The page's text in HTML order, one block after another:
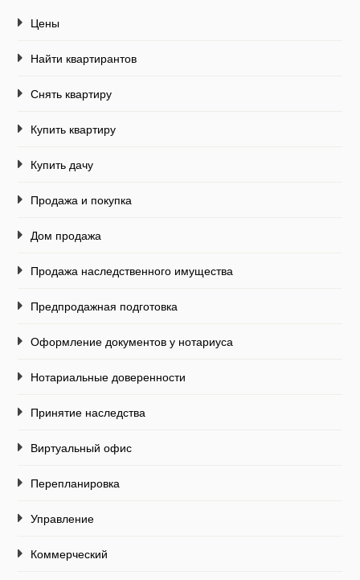
Цены
Найти квартирантов
Снять квартиру
Купить квартиру
Купить дачу
Продажа и покупка
Дом продажа
Продажа наследственного имущества
Предпродажная подготовка
Оформление документов у нотариуса
Нотариальные доверенности
Принятие наследства
Виртуальный офис
Перепланировка
Управление
Коммерческий